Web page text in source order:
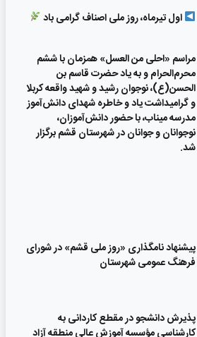
اول تیرماه، روز ملی اصناف گرامی باد
مراسم «احلی من العسل» همزمان با ششم
محرم‌الحرام و به یاد حضرت قاسم بن
الحسن(ع)، نوجوان رشید و شهید واقعه کربلا
و گرامیداشت یاد و خاطره شهدای دانش‌آموز
مدرسه میناب، با حضور دانش‌آموزان،
نوجوانان و جوانان در شهرستان قشم برگزار
شد.
پیشنهاد نامگذاری «روز ملی قشم» در شورای
فرهنگ عمومی شهرستان
پذیرش دانشجو در مقطع کاردانی به
کارشناسی مؤسسه آموزش عالی منطقه آزاد